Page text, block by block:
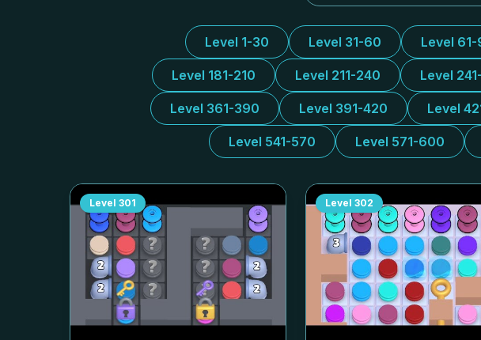
Level 1-30 Level 31-60 Level
Level 181-210 Level 211-240 Level
Level 361-390 Level 391-420 Level
Level 541-570 Level 571-600
Level 301 Level 302